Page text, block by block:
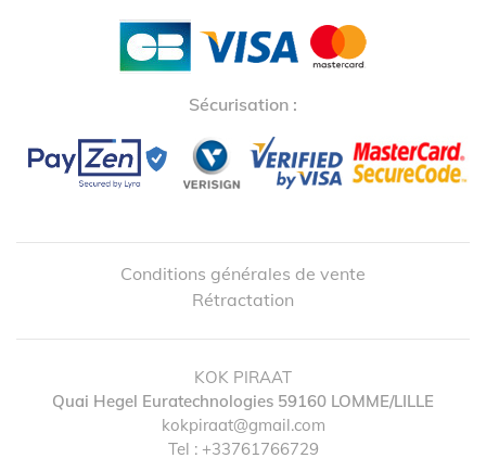
Sécurisation :
Conditions générales de vente
Rétractation
KOK PIRAAT
Quai Hegel Euratechnologies 59160 LOMME/LILLE
kokpiraat@gmail.com
Tel : +33761766729
↺